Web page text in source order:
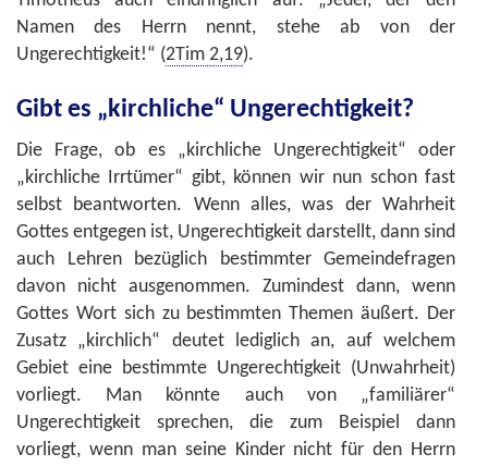
Namen des Herrn nennt, stehe ab von der
Ungerechtigkeit!“ (2Tim 2,19).
Gibt es „kirchliche“ Ungerechtigkeit?
Die Frage, ob es „kirchliche Ungerechtigkeit“ oder
„kirchliche Irrtümer“ gibt, können wir nun schon fast
selbst beantworten. Wenn alles, was der Wahrheit
Gottes entgegen ist, Ungerechtigkeit darstellt, dann sind
auch Lehren bezüglich bestimmter Gemeindefragen
davon nicht ausgenommen. Zumindest dann, wenn
Gottes Wort sich zu bestimmten Themen äußert. Der
Zusatz „kirchlich“ deutet lediglich an, auf welchem
Gebiet eine bestimmte Ungerechtigkeit (Unwahrheit)
vorliegt. Man könnte auch von „familiärer“
Ungerechtigkeit sprechen, die zum Beispiel dann
vorliegt, wenn man seine Kinder nicht für den Herrn